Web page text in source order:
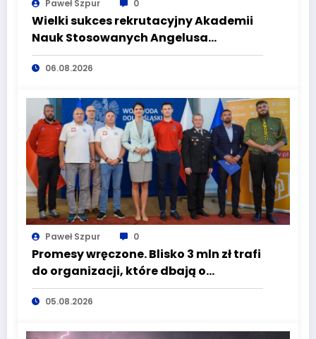
Paweł Szpur 0
Wielki sukces rekrutacyjny Akademii
Nauk Stosowanych Angelusa
Silesiusa! Uczelnia bije rekordy, ale Ty
wciąż masz szansę – weź udział w II
06.08.2026
Paweł Szpur 0
Promesy wręczone. Blisko 3 mln zł trafi
do organizacji, które dbają o
bezpieczeństwo mieszkańców
Dolnego Śląska
05.08.2026